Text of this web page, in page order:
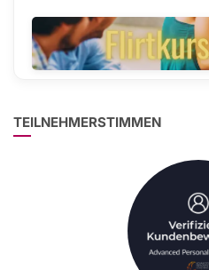
TEILNEHMERSTIMMEN